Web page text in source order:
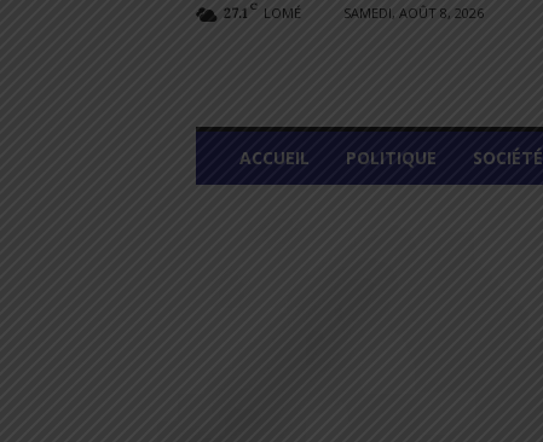
27.1 C LOMÉ SAMEDI, AOÛT 8, 2026
L
M
ACCUEIL POLITIQUE SOCIÉTÉ